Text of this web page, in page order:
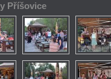
Příšovice